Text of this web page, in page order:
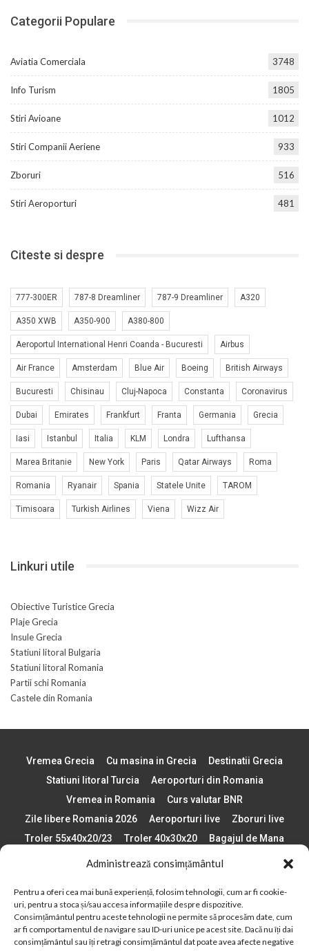
Administrează consimțământul
Pentru a oferi cea mai bună experiență, folosim tehnologii, cum ar fi cookie-
uri, pentru a stoca și/sau accesa informațiile despre dispozitive.
Consimțământul pentru aceste tehnologii ne permite să procesăm date, cum
ar fi comportamentul de navigare sau ID-uri unice pe acest site. Dacă nu îți dai
consimțământul sau îți retragi consimțământul dat poate avea afecte negative
Categorii Populare
Aviatia Comerciala 3748
Info Turism 1805
Stiri Avioane 1012
Stiri Companii Aeriene 933
Zboruri 516
Stiri Aeroporturi 481
Citeste si despre
777-300ER 787-8 Dreamliner 787-9 Dreamliner A320
A350 XWB A350-900 A380-800
Aeroportul International Henri Coanda - Bucuresti Airbus
Air France Amsterdam Blue Air Boeing British Airways
Bucuresti Chisinau Cluj-Napoca Constanta Coronavirus
Dubai Emirates Frankfurt Franta Germania Grecia
Iasi Istanbul Italia KLM Londra Lufthansa
Marea Britanie New York Paris Qatar Airways Roma
Romania Ryanair Spania Statele Unite TAROM
Timisoara Turkish Airlines Viena Wizz Air
Linkuri utile
Obiective Turistice Grecia
Plaje Grecia
Insule Grecia
Statiuni litoral Bulgaria
Statiuni litoral Romania
Partii schi Romania
Castele din Romania
Vremea Grecia Cu masina in Grecia
Destinatii Grecia
Statiuni litoral Turcia
Aeroporturi din Romania
Vremea in Romania
Curs valutar BNR
Zile libere Romania 2026
Aeroporturi live
Zboruri live
Troler 55x40x20/23
Troler 40x30x20
Bagajul de Mana
Paste 2026
Cele mai bune telefoane
Plaje din Europa
Concerte Romania 2025
Asigurare de calatorie
Când se schimba ora în 2026
Calendar Formula 1 sezon 2026
Boarding Pass